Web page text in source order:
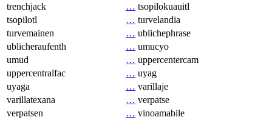
trenchjack
… tsopilokuauitl
tsopilotl
… turvelandia
turvemainen
… ublichephrase
ublicheraufenth
… umucyo
umud
… uppercentercam
uppercentralfac
… uyag
uyaga
… varillaje
varillatexana
… verpatse
verpatsen
… vinoamabile